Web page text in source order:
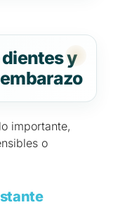
y
importante,
o